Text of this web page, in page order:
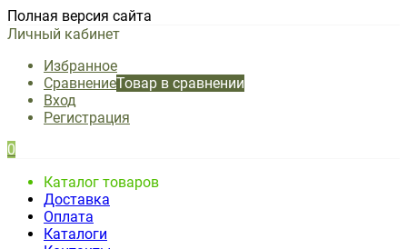
Полная версия сайта
Личный кабинет
Избранное
СравнениеТовар в сравнении
Вход
Регистрация
0
Каталог товаров
Доставка
Оплата
Каталоги